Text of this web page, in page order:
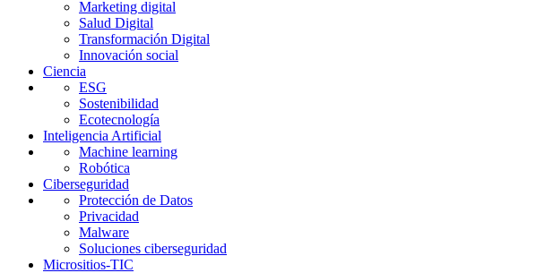
Marketing digital
Salud Digital
Transformación Digital
Innovación social
Ciencia
ESG
Sostenibilidad
Ecotecnología
Inteligencia Artificial
Machine learning
Robótica
Ciberseguridad
Protección de Datos
Privacidad
Malware
Soluciones ciberseguridad
Micrositios-TIC